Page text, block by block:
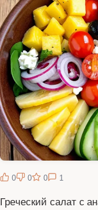
0 0 0 1
Греческий салат с